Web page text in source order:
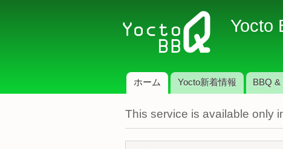
Yocto
メインメニュー
ホーム Yocto新着情報 BBQ &
This service is available only